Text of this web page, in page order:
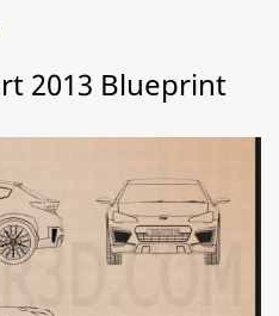
2013 Blueprint